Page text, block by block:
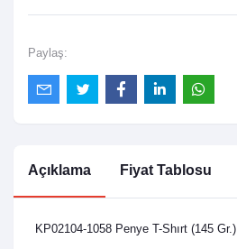
Paylaş:
Açıklama Fiyat Tablosu
KP02104-1058 Penye T-Shırt (145 Gr.)